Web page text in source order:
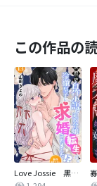
この作品の
Love Jossie 黒歴史自作小説の追放令嬢に転生したら冷徹皇子に求婚されました！？